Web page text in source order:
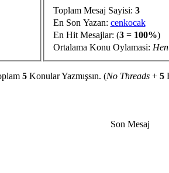
Toplam Mesaj Sayisi: 3
En Son Yazan: cenkocak
En Hit Mesajlar: (3= 100%)
Ortalama Konu Oylamasi:
5Konular Yazmışsın. (No Threads+ 5
Son Mesaj